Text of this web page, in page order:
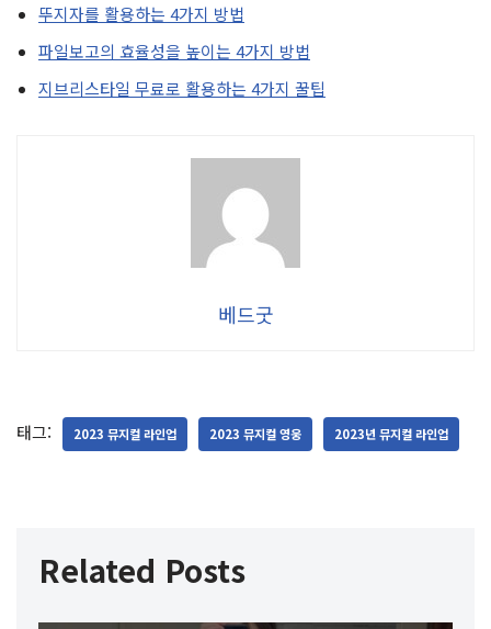
뚜지자를 활용하는 4가지 방법
파일보고의 효율성을 높이는 4가지 방법
지브리스타일 무료로 활용하는 4가지 꿀팁
베드굿
태그: 2023 뮤지컬 라인업 2023 뮤지컬 영웅 2023년 뮤지컬 라인업
Related Posts